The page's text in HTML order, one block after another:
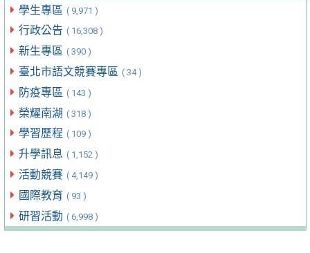
學生專區 ( 9,971 )
行政公告 ( 16,308 )
新生專區 ( 390 )
臺北市語文競賽專區 ( 34 )
防疫專區 ( 143 )
榮耀南湖 ( 318 )
學習歷程 ( 109 )
升學訊息 ( 1,152 )
活動競賽 ( 4,149 )
國際教育 ( 93 )
研習活動 ( 6,998 )